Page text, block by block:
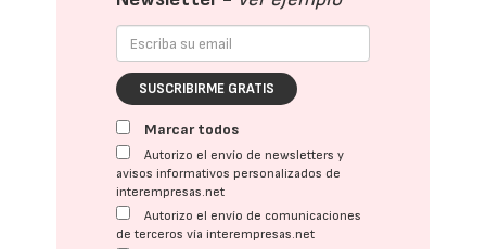
SUSCRIBIRME GRATIS
Marcar todos
Autorizo el envío de newsletters y
avisos informativos personalizados de
interempresas.net
Autorizo el envío de comunicaciones
de terceros vía interempresas.net